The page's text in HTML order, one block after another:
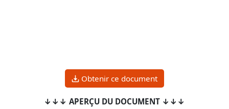
Obtenir ce document
↓↓↓ APERÇU DU DOCUMENT ↓↓↓